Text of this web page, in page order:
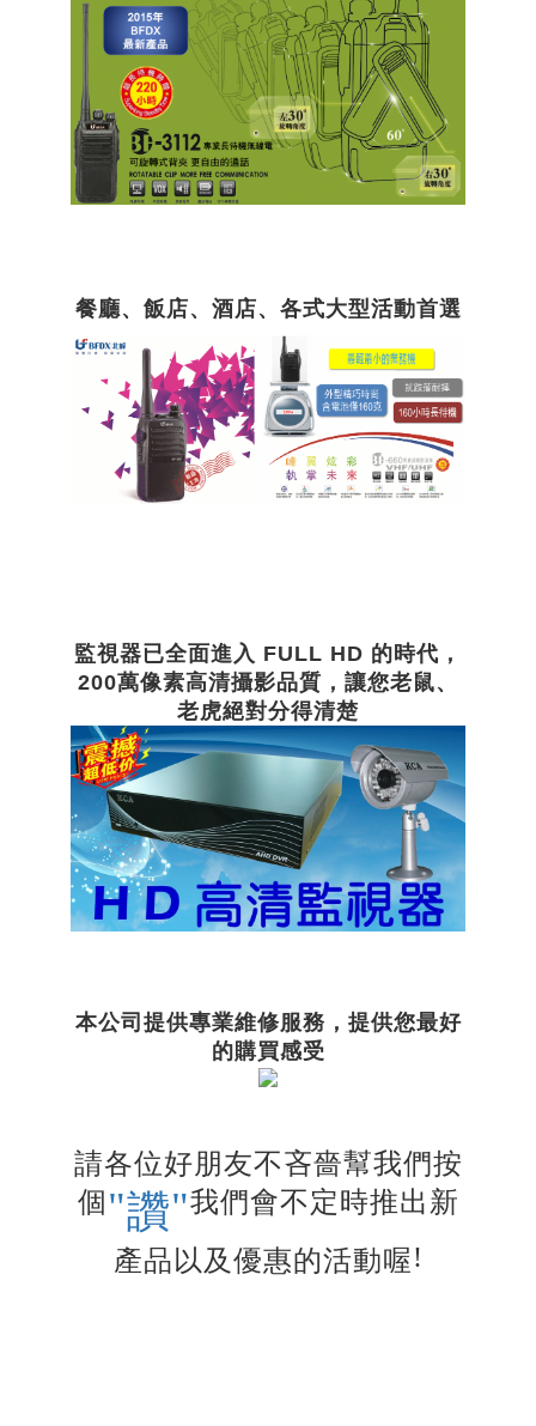
餐廳、飯店、酒店、各式大型活動首選
監視器已全面進入 FULL HD 的時代，
200萬像素高清攝影品質，讓您老鼠、
老虎絕對分得清楚
本公司提供專業維修服務，提供您最好
的購買感受
請各位好朋友不吝嗇幫我們按
個"讚"我們會不定時推出新
產品以及優惠的活動喔!